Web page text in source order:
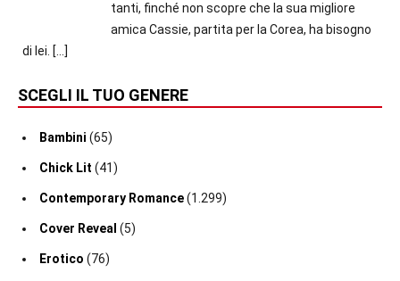
tanti, finché non scopre che la sua migliore
amica Cassie, partita per la Corea, ha bisogno
di lei. […]
SCEGLI IL TUO GENERE
Bambini (65)
Chick Lit (41)
Contemporary Romance(1.299)
Cover Reveal (5)
Erotico (76)